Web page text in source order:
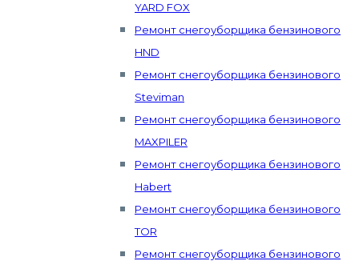
YARD FOX
Ремонт снегоуборщика бензинового
HND
Ремонт снегоуборщика бензинового
Steviman
Ремонт снегоуборщика бензинового
MAXPILER
Ремонт снегоуборщика бензинового
Habert
Ремонт снегоуборщика бензинового
TOR
Ремонт снегоуборщика бензинового